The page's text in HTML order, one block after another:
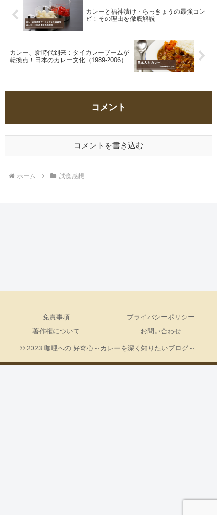
カレーと福神漬け・らっきょうの最強コン
ビ！その理由を徹底解説
カレー、新時代到来：タイカレーブームが
転換点！日本のカレー文化（1989-2006）
コメント
コメントを書き込む
ホーム 試食感想
免責事項
プライバシーポリシー
著作権について
お問い合わせ
© 2023 咖哩への 好奇心～カレーを深く知りたいブログ～.